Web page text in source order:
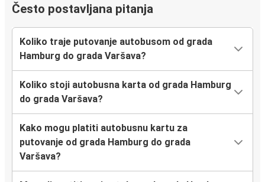
Često postavljana pitanja
Koliko traje putovanje autobusom od grada
Hamburg do grada Varšava?
Koliko stoji autobusna karta od grada Hamburg
do grada Varšava?
Kako mogu platiti autobusnu kartu za
putovanje od grada Hamburg do grada
Varšava?